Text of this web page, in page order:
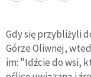
Gdy się przybliżyli
Górze Oliwnej,
im: "Idźcie do wsi,